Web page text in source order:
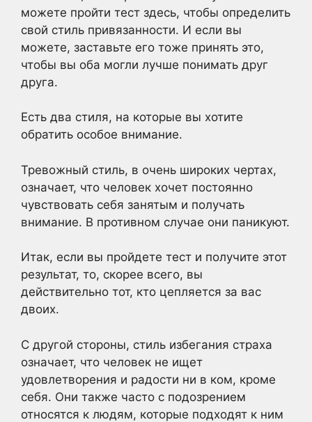
можете пройти тест здесь, чтобы определить
свой стиль привязанности. И если вы
можете, заставьте его тоже принять это,
чтобы вы оба могли лучше понимать друг
друга.
Есть два стиля, на которые вы хотите
обратить особое внимание.
Тревожный стиль, в очень широких чертах,
означает, что человек хочет постоянно
чувствовать себя занятым и получать
внимание. В противном случае они паникуют.
Итак, если вы пройдете тест и получите этот
результат, то, скорее всего, вы
действительно тот, кто цепляется за вас
двоих.
С другой стороны, стиль избегания страха
означает, что человек не ищет
удовлетворения и радости ни в ком, кроме
себя. Они также часто с подозрением
относятся к людям, которые подходят к ним